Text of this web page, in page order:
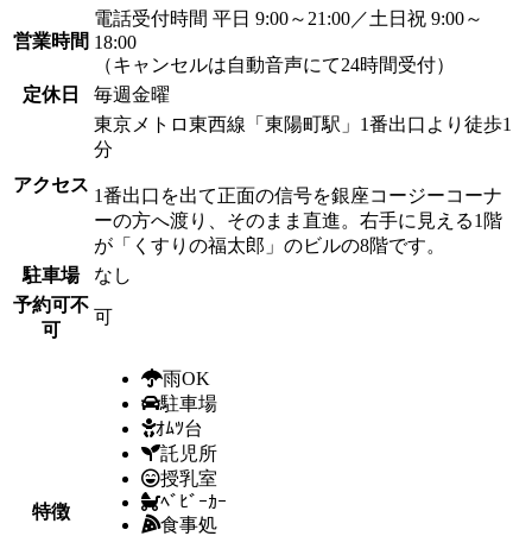
営業時間
電話受付時間 平日 9:00～21:00／土日祝 9:00～
18:00
（キャンセルは自動音声にて24時間受付）
定休日
毎週金曜
アクセス
東京メトロ東西線「東陽町駅」1番出口より徒歩1
分
1番出口を出て正面の信号を銀座コージーコーナ
ーの方へ渡り、そのまま直進。右手に見える1階
が「くすりの福太郎」のビルの8階です。
駐車場
なし
予約可不
可
可
特徴
雨OK
駐車場
ｵﾑﾂ台
託児所
授乳室
ﾍﾞﾋﾞｰｶｰ
食事処